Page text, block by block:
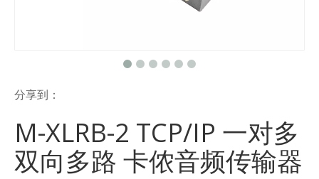
分享到：
M-XLRB-2 TCP/IP 一对多
双向多路 卡侬音频传输器